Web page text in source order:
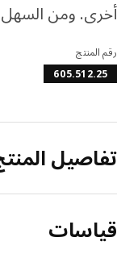
أخرى. ومن السهل
رقم المنتج
605.512.25
تفاصيل
قياسات